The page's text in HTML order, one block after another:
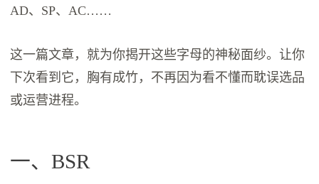
AD、SP、AC……
这一篇文章，就为你揭开这些字母的神秘面纱。让你
下次看到它，胸有成竹，不再因为看不懂而耽误选品
或运营进程。
一、BSR